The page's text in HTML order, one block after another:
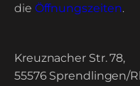
die Öffnungszeiten.
Kreuznacher Str. 78,
55576 Sprendlingen/